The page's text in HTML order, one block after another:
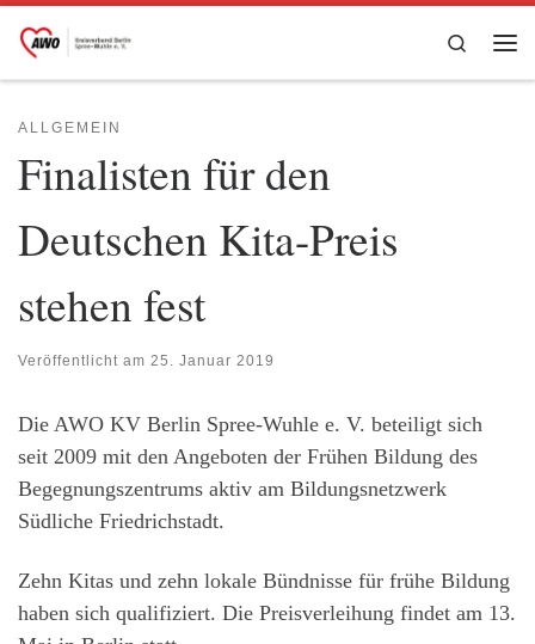
Zum Inhalt springen
Search
ALLGEMEIN
Finalisten für den
Deutschen Kita-Preis
stehen fest
Veröffentlicht am 25. Januar 2019
Die AWO KV Berlin Spree-Wuhle e. V. beteiligt sich
seit 2009 mit den Angeboten der Frühen Bildung des
Begegnungszentrums aktiv am Bildungsnetzwerk
Südliche Friedrichstadt.
Zehn Kitas und zehn lokale Bündnisse für frühe Bildung
haben sich qualifiziert. Die Preisverleihung findet am 13.